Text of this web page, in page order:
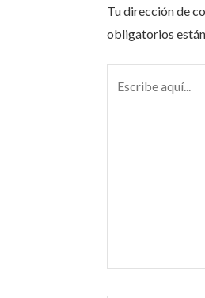
Tu dirección de
obligatorios